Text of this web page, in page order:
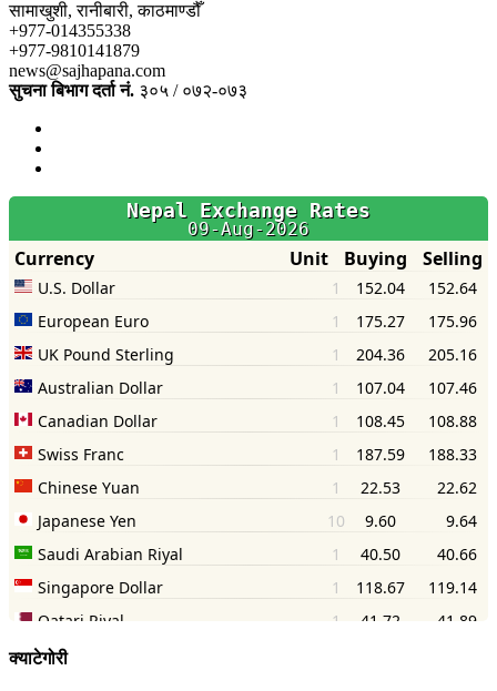
सामाखुशी, रानीबारी, काठमाण्डौँ
+977-014355338
+977-9810141879
news@sajhapana.com
सुचना बिभाग दर्ता नं. ३०५ / ०७२-०७३
क्याटेगोरी